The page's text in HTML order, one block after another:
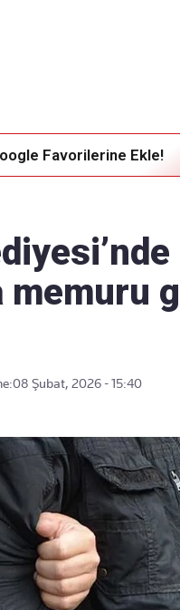
Favorilerine Ekle!
memuru
08 Şubat, 2026 - 15:40